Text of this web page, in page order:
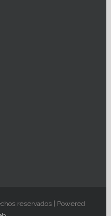
reservados | Powered